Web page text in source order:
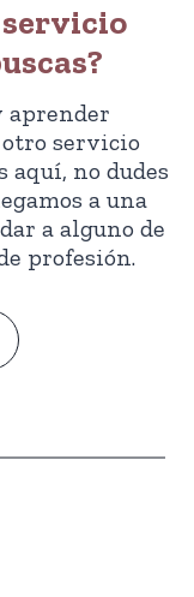
servicio
aprender
otro servicio
no dudes
a una
a alguno de
profesión.